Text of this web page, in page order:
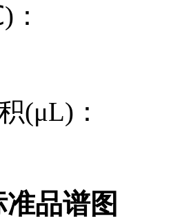
(μL)：
品谱图